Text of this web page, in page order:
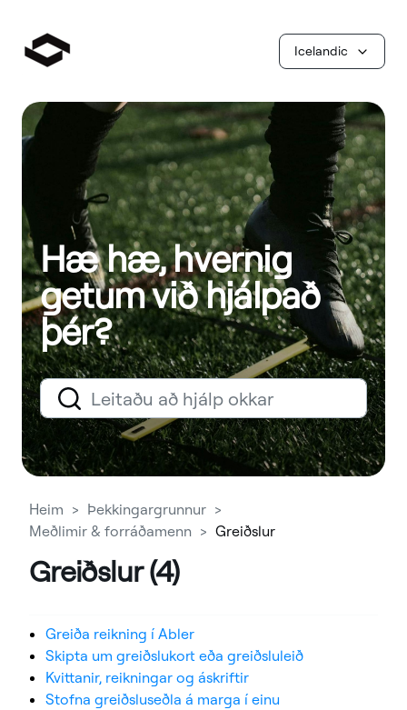
Icelandic
Hæ hæ, hvernig
getum við hjálpað
þér?
Heim
Þekkingargrunnur
Meðlimir & forráðamenn
Greiðslur
Greiðslur (4)
Greiða reikning í Abler
Skipta um greiðslukort eða greiðsluleið
Kvittanir, reikningar og áskriftir
Stofna greiðsluseðla á marga í einu